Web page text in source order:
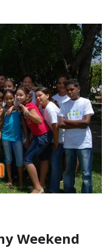
Weekend